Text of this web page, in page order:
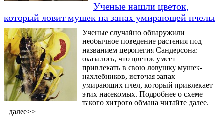
Ученые нашли цветок,
который ловит мушек на запах умирающей пчелы
Ученые случайно обнаружили
необычное поведение растения под
названием церопегия Сандерсона:
оказалось, что цветок умеет
привлекать в свою ловушку мушек-
нахлебников, источая запах
умирающих пчел, который привлекает
этих насекомых. Подробнее о схеме
такого хитрого обмана читайте далее.
далее>>